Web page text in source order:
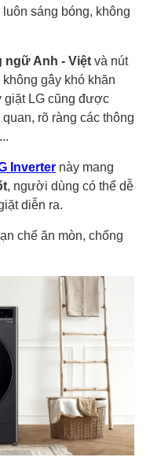
sáng bóng, không
ngữ Anh - Việt và nút
gây khó khăn
giặt LG cũng được
rõ ràng các thông
Inverter này mang
, người dùng có thể dễ
diễn ra.
chế ăn mòn, chống